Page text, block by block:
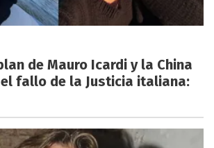
de Mauro Icardi y la China
fallo de la Justicia italiana: